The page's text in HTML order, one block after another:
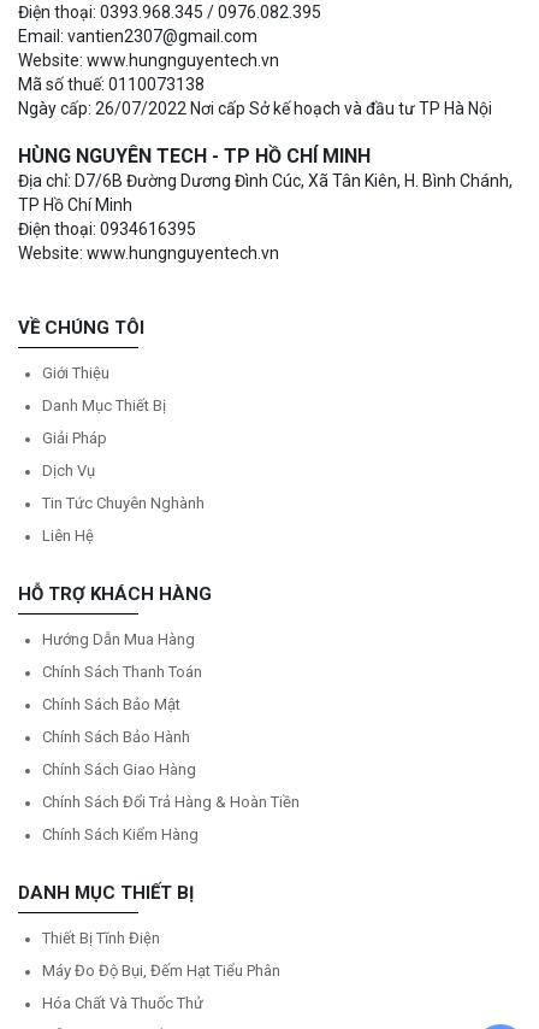
Điện thoại: 0393.968.345 / 0976.082.395
Email: vantien2307@gmail.com
Website: www.hungnguyentech.vn
Mã số thuế: 0110073138
Ngày cấp: 26/07/2022 Nơi cấp Sở kế hoạch và đầu tư TP Hà Nội
HÙNG NGUYÊN TECH - TP HỒ CHÍ MINH
Địa chỉ: D7/6B Đường Dương Đình Cúc, Xã Tân Kiên, H. Bình Chánh,
TP Hồ Chí Minh
Điện thoại: 0934616395
Website: www.hungnguyentech.vn
VỀ CHÚNG TÔI
Giới Thiệu
Danh Mục Thiết Bị
Giải Pháp
Dịch Vụ
Tin Tức Chuyên Nghành
Liên Hệ
HỖ TRỢ KHÁCH HÀNG
Hướng Dẫn Mua Hàng
Chính Sách Thanh Toán
Chính Sách Bảo Mật
Chính Sách Bảo Hành
Chính Sách Giao Hàng
Chính Sách Đổi Trả Hàng & Hoàn Tiền
Chính Sách Kiểm Hàng
DANH MỤC THIẾT BỊ
Thiết Bị Tĩnh Điện
Máy Đo Độ Bụi, Đếm Hạt Tiểu Phân
Hóa Chất Và Thuốc Thử